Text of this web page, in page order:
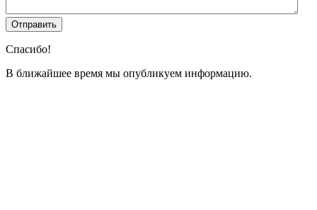
Спасибо!
В ближайшее время мы опубликуем информацию.